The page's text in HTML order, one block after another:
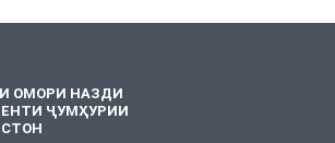
ОМОРИ НАЗДИ
ҶУМҲУРИИ